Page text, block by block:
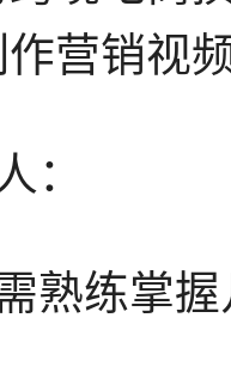
营销视频
：
熟练掌握